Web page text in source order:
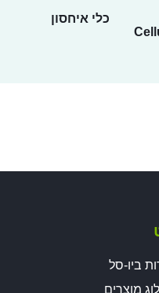
כלי איחסון
ביו-סל
מוצרים